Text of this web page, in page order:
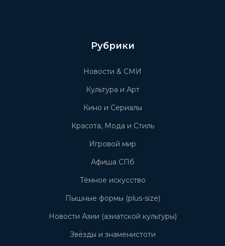
Рубрики
Новости & СМИ
Культура и Арт
Кино и Сериалы
Красота, Мода и Стиль
Игровой мир
Афиша СПб
Тёмное искусство
Пышные формы (plus-size)
Новости Азии (азиатской культуры)
Звёзды и знаменистоти